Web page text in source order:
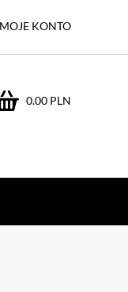
0.00 PLN
MOJE KONTO